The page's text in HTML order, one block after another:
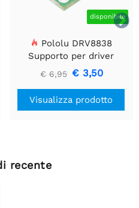

disponibile
Pololu DRV8838
Supporto per driver
motore CC a spazzola
singola
€ 6,95 € 3,50
Visualizza prodotto
recente